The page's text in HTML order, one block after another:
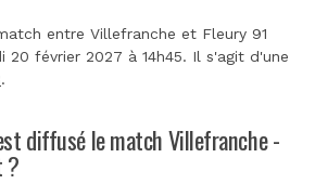
entre Villefranche et Fleury 91
20 février 2027 à 14h45. Il s'agit d'une
.
diffusé le match Villefranche -
?